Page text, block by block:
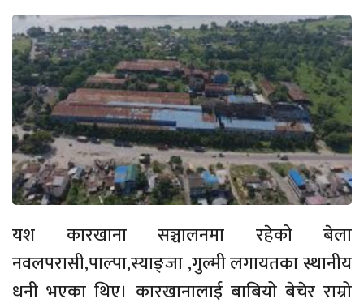
यश कारखाना सञ्चालनमा रहेको बेला
नवलपरासी,पाल्पा,स्याङ्जा ,गुल्मी लगायतका स्थानीय
धनी भएका थिए। कारखानालाई बाबियो बेचेर राम्रो